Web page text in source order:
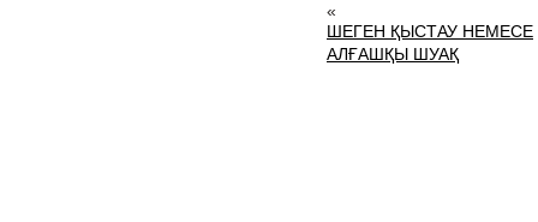
«
ШЕГЕН ҚЫСТАУ НЕМЕСЕ
АЛҒАШҚЫ ШУАҚ